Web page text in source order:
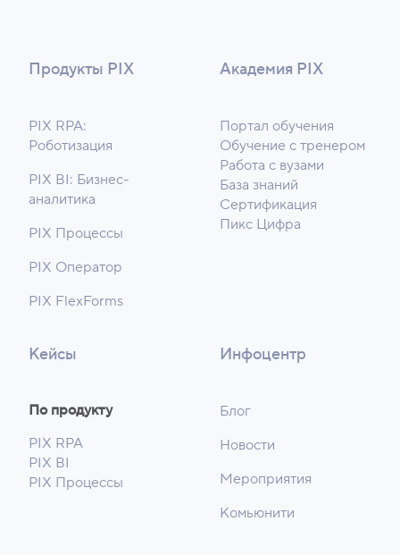
Продукты PIX
PIX RPA:
Роботизация
PIX BI: Бизнес-
аналитика
PIX Процессы
PIX Оператор
PIX FlexForms
Академия PIX
Портал обучения
Обучение с тренером
Работа с вузами
База знаний
Сертификация
Пикс Цифра
Кейсы
По продукту
PIX RPA
PIX BI
PIX Процессы
Инфоцентр
Блог
Новости
Мероприятия
Комьюнити